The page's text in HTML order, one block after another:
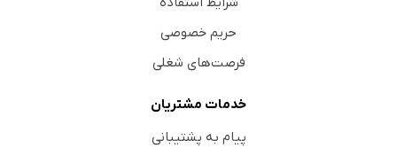
حریم خصوصی
فرصت‌های شغلی
خدمات مشتریان
پیام به پشتیبانی